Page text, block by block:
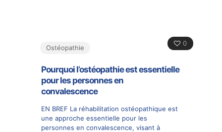
0
Ostéopathie
Pourquoi l’ostéopathie est essentielle
pour les personnes en
convalescence
EN BREF La réhabilitation ostéopathique est
une approche essentielle pour les
personnes en convalescence, visant à